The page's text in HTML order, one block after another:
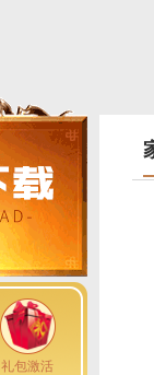
礼包激活